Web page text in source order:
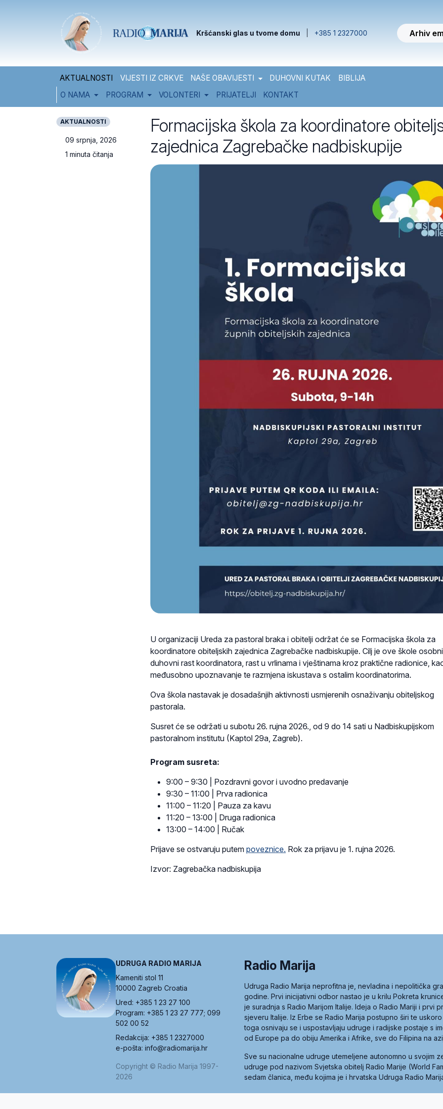
Kršćanski glas u tvome domu +385 1 2327000 Arhiv
AKTUALNOSTI VIJESTI IZ CRKVE NAŠE OBAVIJESTI DUHOVNI KUTAK
BIBLIJA
O NAMA
PROGRAM VOLONTERI PRIJATELJI KONTAKT
AKTUALNOSTI
09 srpnja, 2026
1 minuta čitanja
Formacijska škola za koordinatore
zajednica Zagrebačke nadbiskupije
U organizaciji Ureda za pastoral braka i obitelji održat će se Formacijska škola za
koordinatore obiteljskih zajednica Zagrebačke nadbiskupije. Cilj je ove škole
duhovni rast koordinatora, rast u vrlinama i vještinama kroz praktične radionice,
međusobno upoznavanje te razmjena iskustava s ostalim koordinatorima.
Ova škola nastavak je dosadašnjih aktivnosti usmjerenih osnaživanju obiteljskog
pastorala.
Susret će se održati u subotu 26. rujna 2026., od 9 do 14 sati u Nadbiskupijskom
pastoralnom institutu (Kaptol 29a, Zagreb).
Program susreta:
9:00 – 9:30 | Pozdravni govor i uvodno predavanje
9:30 – 11:00 | Prva radionica
11:00 – 11:20 | Pauza za kavu
11:20 – 13:00 | Druga radionica
13:00 – 14:00 | Ručak
Prijave se ostvaruju putem poveznice. Rok za prijavu je 1. rujna 2026.
Izvor: Zagrebačka nadbiskupija
UDRUGA RADIO MARIJA
Kameniti stol 11
10000 Zagreb Croatia
Ured: +385 1 23 27 100
Program: +385 1 23 27 777; 099
502 00 52
Redakcija: +385 1 2327000
e-pošta: info@radiomarija.hr
Copyright © Radio Marija 1997-
2026
Radio Marija
Udruga Radio Marija neprofitna je, nevladina i nepolitička
godine. Prvi inicijativni odbor nastao je u krilu Pokreta
je suradnja s Radio Marijom Italije. Ideja o Radio Mariji i prvi
sjeveru Italije. Iz Erbe se Radio Marija postupno širi te
toga osnivaju se i uspostavljaju udruge i radijske postaje s
od Europe pa do obiju Amerika i Afrike, sve do Filipina na
Sve su nacionalne udruge utemeljene autonomno u svojim
udruge pod nazivom Svjetska obitelj Radio Marije (World
sedam članica, među kojima je i hrvatska Udruga Radio